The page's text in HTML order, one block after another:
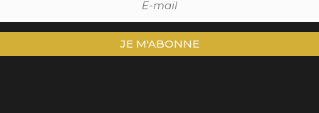
JE M'ABONNE